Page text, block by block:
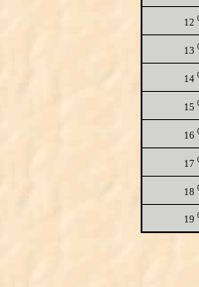
12
13
14
15
16
17
18
19